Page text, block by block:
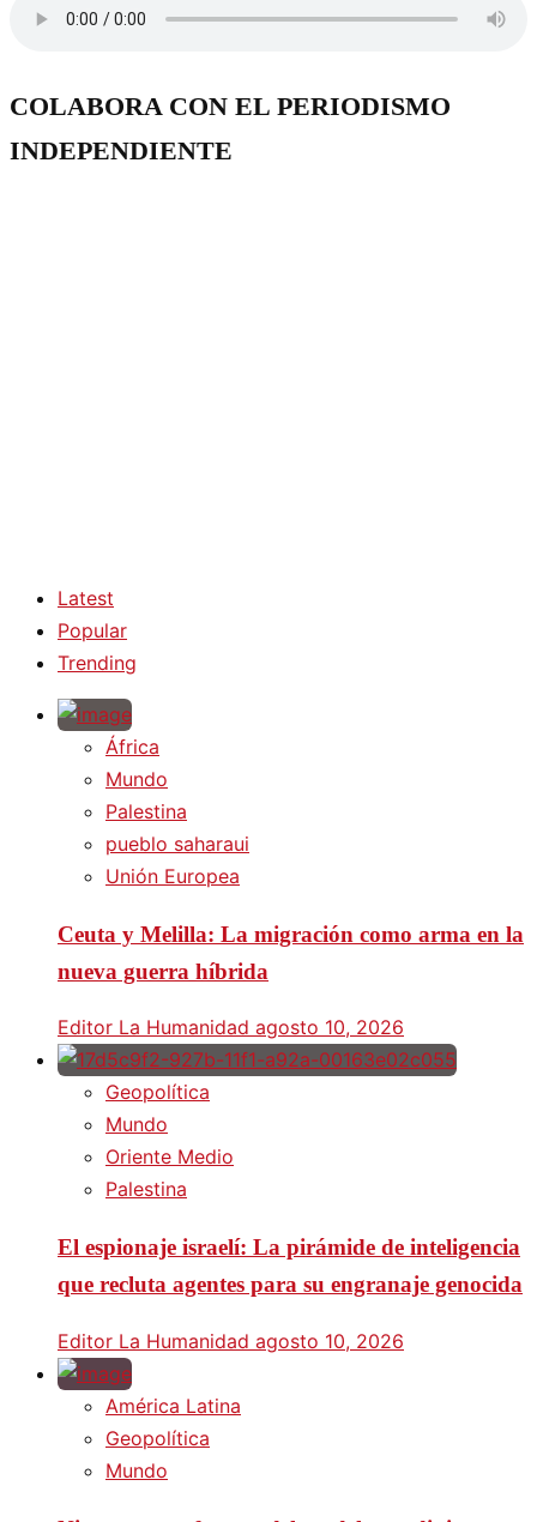
COLABORA CON EL PERIODISMO
INDEPENDIENTE
Latest
Popular
Trending
África
Mundo
Palestina
pueblo saharaui
Unión Europea
Ceuta y Melilla: La migración como arma en la
nueva guerra híbrida
Editor La Humanidad agosto 10, 2026
Geopolítica
Mundo
Oriente Medio
Palestina
El espionaje israelí: La pirámide de inteligencia
que recluta agentes para su engranaje genocida
Editor La Humanidad agosto 10, 2026
América Latina
Geopolítica
Mundo